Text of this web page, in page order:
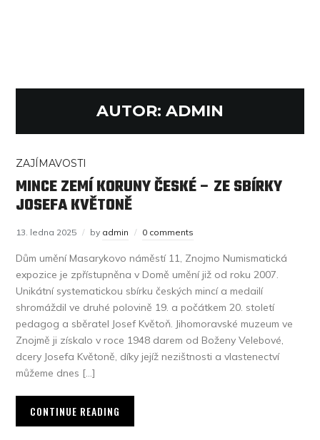
AUTOR: ADMIN
ZAJÍMAVOSTI
MINCE ZEMÍ KORUNY ČESKÉ – ZE SBÍRKY
JOSEFA KVĚTONĚ
13. ledna 2025 by admin 0 comments
Dům umění Masarykovo náměstí 11, Znojmo Numismatická
expozice je zpřístupněna v Domě umění již od roku 2007.
Unikátní systematickou sbírku českých mincí a medailí
shromáždil ve druhé polovině 19. a počátkem 20. století
pedagog a sběratel Josef Květoň. Jihomoravské muzeum ve
Znojmě ji získalo v roce 1948 darem od Boženy Velebové,
dcery Josefa Květoně, díky jejíž nezištnosti a vlastenectví
můžeme dnes […]
CONTINUE READING